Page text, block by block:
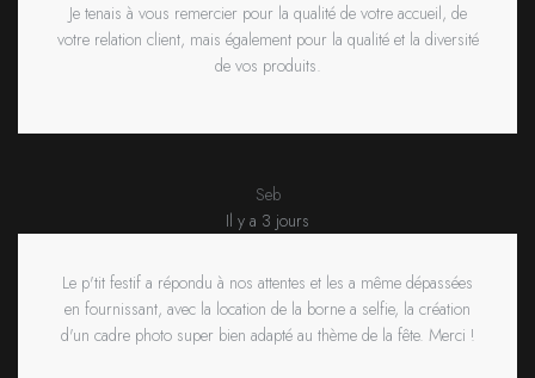
Je tenais à vous remercier pour la qualité de votre accueil, de
votre relation client, mais également pour la qualité et la diversité
de vos produits.
Seb
Il y a 3 jours
Le p'tit festif a répondu à nos attentes et les a même dépassées
en fournissant, avec la location de la borne a selfie, la création
d'un cadre photo super bien adapté au thème de la fête. Merci !